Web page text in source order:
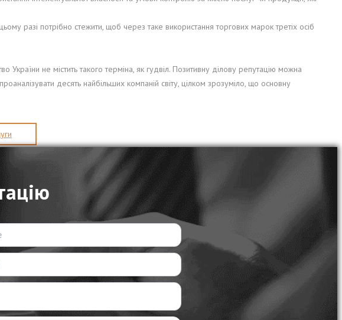
разі потрібно стежити, щоб через таке використання торгових марок третіх осіб
не містить такого терміна, як гудвіл. Позитивну ділову репутацію можна
десять найбільших компаній світу, цілком зрозуміло, що основну